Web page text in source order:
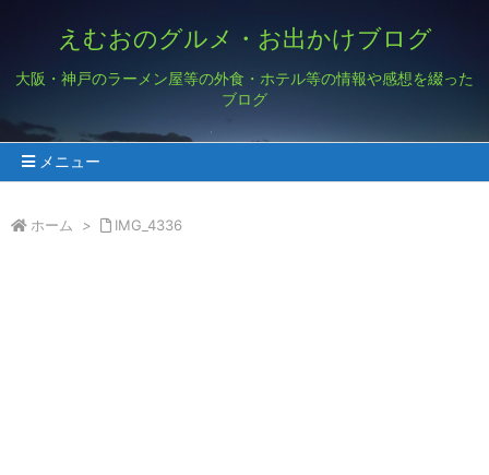
えむおのグルメ・お出かけブログ
大阪・神戸のラーメン屋等の外食・ホテル等の情報や感想を綴った
ブログ
メニュー
ホーム > IMG_4336